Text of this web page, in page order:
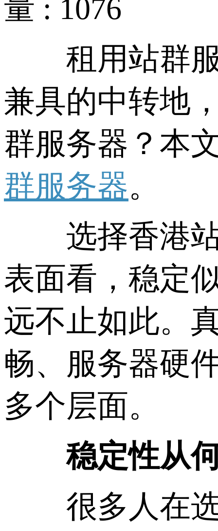
量 : 1076
租用站群服
兼具的中转地
群服务器？本
群服务器。
选择香港站
表面看，稳定
远不止如此。
畅、服务器硬
多个层面。
稳定性从
很多人在选